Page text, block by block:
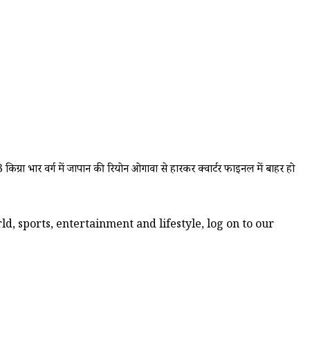
भार वर्ग में जापान की रियोन ओगावा से हारकर क्वार्टर फाइनल में बाहर हो
sports, entertainment and lifestyle, log on to our